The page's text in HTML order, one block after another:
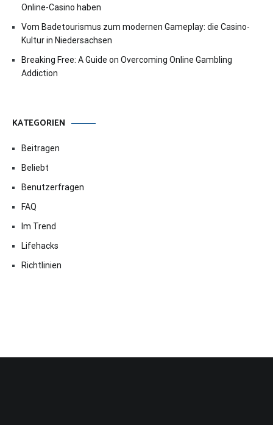
Online-Casino haben
Vom Badetourismus zum modernen Gameplay: die Casino-
Kultur in Niedersachsen
Breaking Free: A Guide on Overcoming Online Gambling
Addiction
KATEGORIEN
Beitragen
Beliebt
Benutzerfragen
FAQ
Im Trend
Lifehacks
Richtlinien